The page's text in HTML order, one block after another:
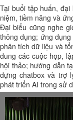
Tại buổi tập huấn,
niệm, tiềm năng và
Đại biểu cũng nghe
thông dụng; ứng
phân tích dữ liệu và
dung các cuộc họp,
hội thảo; hướng dẫn
dựng chatbox và trợ
phát triển AI trong sử